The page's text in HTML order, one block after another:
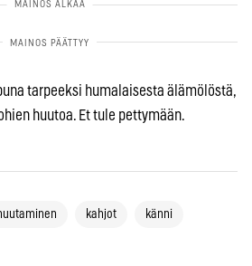
tarpeeksi humalaisesta älämölöstä,
huutoa. Et tule pettymään.
kahjot känni